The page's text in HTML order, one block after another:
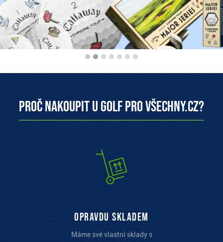
Proč nakoupit u Golf pro všechny.cz?
opravdu skladem
Máme své vlastní sklady s